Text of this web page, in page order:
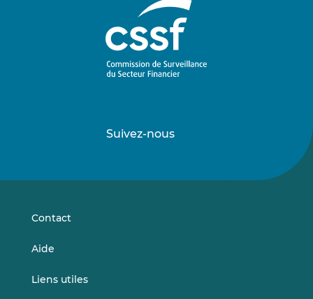
Suivez-nous
sursur
Contact
Aide
Liens utiles